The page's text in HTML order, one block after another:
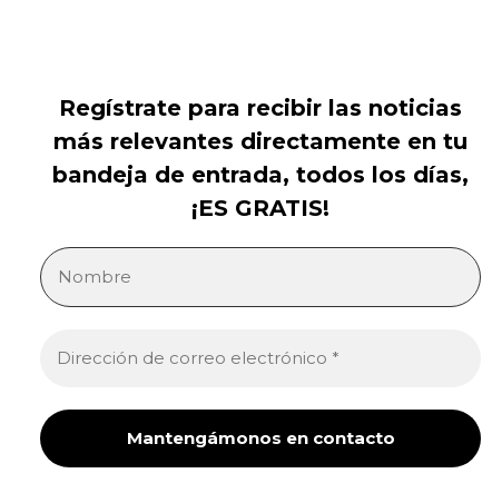
Regístrate para recibir las noticias
más relevantes directamente en tu
bandeja de entrada, todos los días,
¡ES GRATIS!